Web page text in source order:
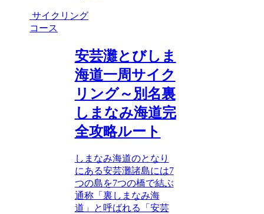
サイクリング
コース
安芸灘とびしま
海道一周サイク
リング～別名裏
しまなみ海道完
全攻略ルート
しまなみ海道のとなり
にある安芸灘諸島には7
つの島を7つの橋で結ぶ
通称「裏しまなみ海
道」と呼ばれる「安芸